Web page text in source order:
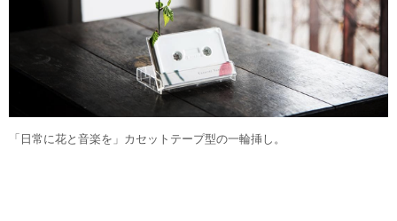
「日常に花と音楽を」カセットテープ型の一輪挿し。